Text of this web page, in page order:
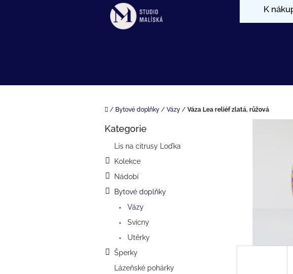
Domů
/ Bytové doplňky / Vázy / Váza Lea reliéf zlatá, růžová
Přeskočit
Kategorie
Lis na citrusy Loďka
Kolekce
Nádobí
Bytové doplňky
Vázy
Svícny
Utěrky
Šperky
Lázeňské pohárky